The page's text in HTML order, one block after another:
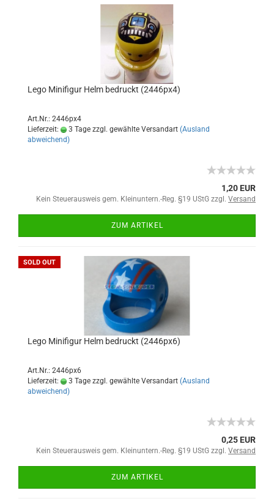
Lego Minifigur Helm bedruckt (2446px4)
Art.Nr.: 2446px4
Lieferzeit:
3 Tage zzgl. gewählte Versandart (Ausland
abweichend)
1,20 EUR
Kein Steuerausweis gem. Kleinuntern.-Reg. §19 UStG zzgl. Versand
ZUM ARTIKEL
SOLD OUT
Lego Minifigur Helm bedruckt (2446px6)
Art.Nr.: 2446px6
Lieferzeit:
3 Tage zzgl. gewählte Versandart (Ausland
abweichend)
0,25 EUR
Kein Steuerausweis gem. Kleinuntern.-Reg. §19 UStG zzgl. Versand
ZUM ARTIKEL